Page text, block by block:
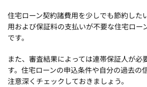
住宅ローン契約諸費用を少しでも節約した
用および保証料の支払いが不要な住宅ロー
です。
また、審査結果によっては連帯保証人が必
す。住宅ローンの申込条件や自分の過去の
注意深くチェックしておきましょう。